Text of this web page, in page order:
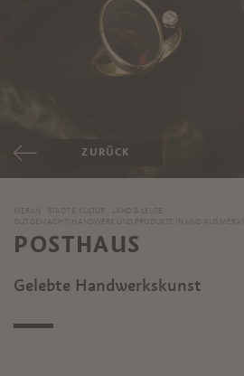
ZURÜCK
MERAN STADT & KULTUR
LAND & LEUTE
GUT GEMACHT! HANDWERK UND PRODUKTE IN UND AUS MERAN
POSTHAUS
Gelebte Handwerkskunst